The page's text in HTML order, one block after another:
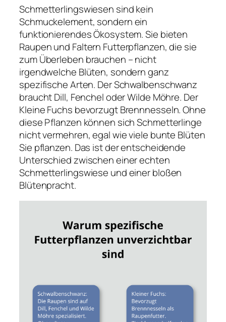
Schmetterlingswiesen sind kein
Schmuckelement, sondern ein
funktionierendes Ökosystem. Sie bieten
Raupen und Faltern Futterpflanzen, die sie
zum Überleben brauchen – nicht
irgendwelche Blüten, sondern ganz
spezifische Arten. Der Schwalbenschwanz
braucht Dill, Fenchel oder Wilde Möhre. Der
Kleine Fuchs bevorzugt Brennnesseln. Ohne
diese Pflanzen können sich Schmetterlinge
nicht vermehren, egal wie viele bunte Blüten
Sie pflanzen. Das ist der entscheidende
Unterschied zwischen einer echten
Schmetterlingswiese und einer bloßen
Blütenpracht.